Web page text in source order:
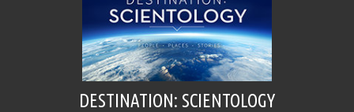
DESTINATION: SCIENTOLOGY